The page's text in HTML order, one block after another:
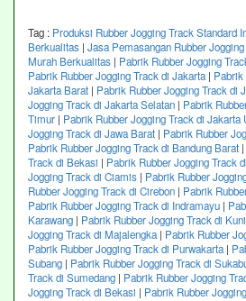
Tag : Produksi Rubber Jogging Track Standard
Berkualitas | Jasa Pemasangan Rubber
Murah Berkualitas | Pabrik Rubber Jogging
Pabrik Rubber Jogging Track di Jakarta| Pabrik
Jakarta Barat | Pabrik Rubber Jogging Track di
Jogging Track di Jakarta Selatan | Pabrik
Timur | Pabrik Rubber Jogging Track di Jakarta
Jogging Track di Jawa Barat | Pabrik Rubber
Pabrik Rubber Jogging Track di Bandung Barat |
Track di Bekasi | Pabrik Rubber Jogging Track
Jogging Track di Ciamis | Pabrik Rubber
Rubber Jogging Track di Cirebon | Pabrik
Pabrik Rubber Jogging Track di Indramayu |
Karawang | Pabrik Rubber Jogging Track di
Jogging Track di Majalengka| Pabrik Rubber
Pabrik Rubber Jogging Track di Purwakarta|
Subang | Pabrik Rubber Jogging Track di
Track di Sumedang | Pabrik Rubber Jogging
Jogging Track di Bekasi | Pabrik Rubber